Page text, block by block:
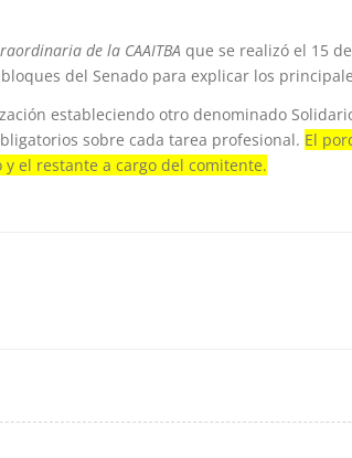
de la CAAITBA que se realizó el 15
del Senado para explicar los
estableciendo otro denominado
sobre cada tarea profesional. El
el restante a cargo del comitente.